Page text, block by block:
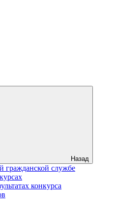
Назад
гражданской службе
конкурса